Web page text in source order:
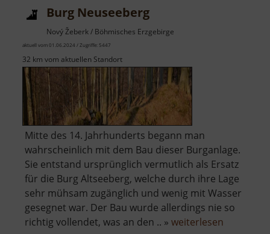
Burg Neuseeberg
Nový Žeberk / Böhmisches Erzgebirge
aktuell vom 01.06.2024 / Zugriffe: 5447
32 km vom aktuellen Standort
Mitte des 14. Jahrhunderts begann man
wahrscheinlich mit dem Bau dieser Burganlage.
Sie entstand ursprünglich vermutlich als Ersatz
für die Burg Altseeberg, welche durch ihre Lage
sehr mühsam zugänglich und wenig mit Wasser
gesegnet war. Der Bau wurde allerdings nie so
richtig vollendet, was an den .. » weiterlesen